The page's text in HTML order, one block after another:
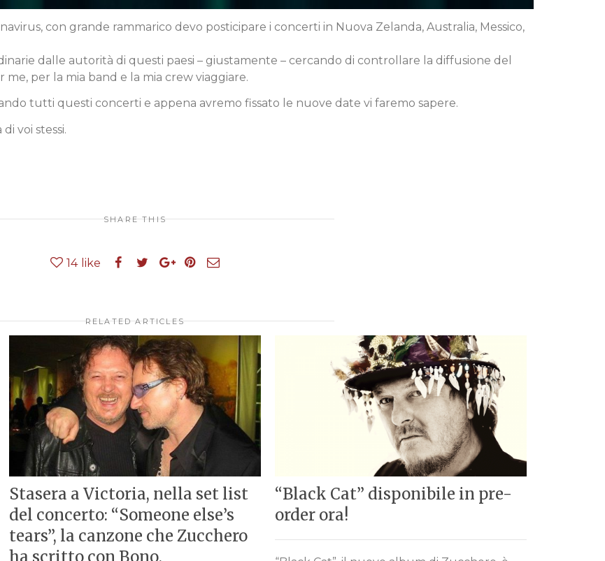
con grande rammarico devo posticipare i concerti in Nuova Zelanda, Australia, Messico,
dalle autorità di questi paesi – giustamente – cercando di controllare la diffusione del
per la mia band e la mia crew viaggiare.
tutti questi concerti e appena avremo fissato le nuove date vi faremo sapere.
voi stessi.
SHARE THIS
14 like
RELATED ARTICLES
Stasera a Victoria, nella set list
del concerto: “Someone else’s
tears”, la canzone che Zucchero
“Black Cat” disponibile in pre-
order ora!